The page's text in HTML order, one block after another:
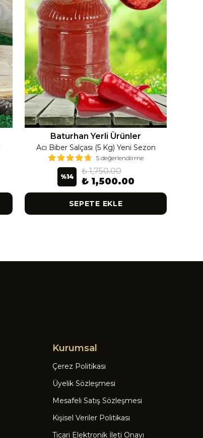
Baturhan Yerli Ürünler
Acı Biber Salçası (5 Kg) Yeni Sezon
5 değerlendirme
%14
₺ 1,750.00
₺ 1,500.00
SEPETE EKLE
Kurumsal
Çerez Politikası
Üyelik Sözleşmesi
Mesafeli Satış Sözleşmesi
Kişisel Veriler Politikası
Ticari Elektronik İleti Onayı